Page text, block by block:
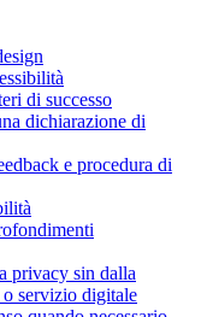
di successo
dichiarazione di
e procedura di
privacy sin dalla
servizio digitale